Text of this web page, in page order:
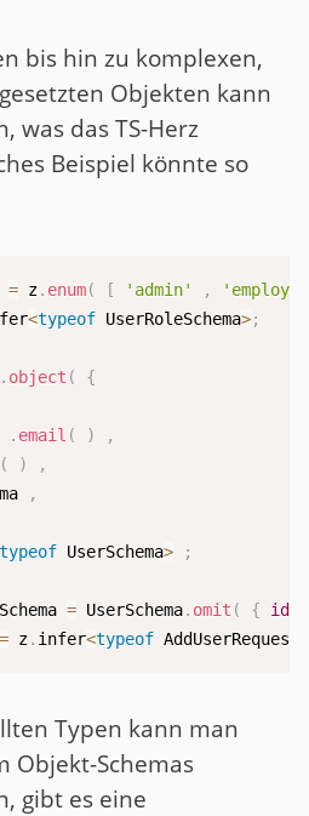
bis hin zu komplexen,
Objekten kann
was das TS-Herz
Beispiel könnte so
= z. enum( [ 'admin' ,
<typeof UserRoleSchema>;
. object (
{
. email ( )
,
( )
,
,
typeof UserSchema> ;
= UserSchema. omit ( { id
= z. infer<typeof
Typen kann man
Objekt-Schemas
gibt es eine